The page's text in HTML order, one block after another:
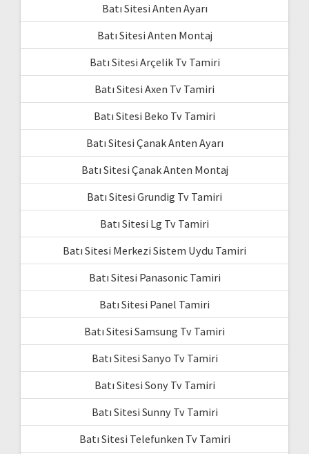
Batı Sitesi Anten Ayarı
Batı Sitesi Anten Montaj
Batı Sitesi Arçelik Tv Tamiri
Batı Sitesi Axen Tv Tamiri
Batı Sitesi Beko Tv Tamiri
Batı Sitesi Çanak Anten Ayarı
Batı Sitesi Çanak Anten Montaj
Batı Sitesi Grundig Tv Tamiri
Batı Sitesi Lg Tv Tamiri
Batı Sitesi Merkezi Sistem Uydu Tamiri
Batı Sitesi Panasonic Tamiri
Batı Sitesi Panel Tamiri
Batı Sitesi Samsung Tv Tamiri
Batı Sitesi Sanyo Tv Tamiri
Batı Sitesi Sony Tv Tamiri
Batı Sitesi Sunny Tv Tamiri
Batı Sitesi Telefunken Tv Tamiri